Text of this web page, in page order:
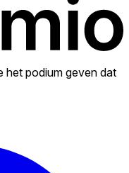
het podium geven dat